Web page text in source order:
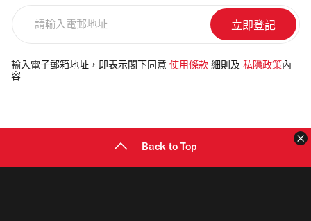
電
郵
輸入電子郵箱地址，即表示閣下同意 使用條款 細則及 私隱政策 內
容
Back to Top